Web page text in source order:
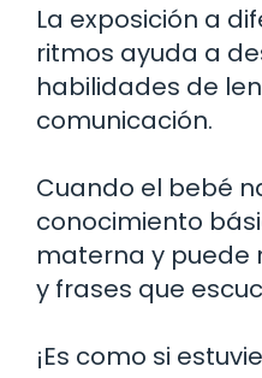
La exposición a
ritmos ayuda a
habilidades de
comunicación.
Cuando el bebé
conocimiento
materna y puede
y frases que
¡Es como si